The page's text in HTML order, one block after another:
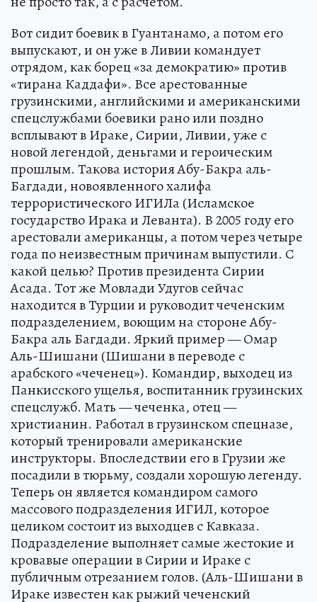
Вот сидит боевик в Гуантанамо, а потом его
выпускают, и он уже в Ливии командует
отрядом, как борец «за демократию» против
«тирана Каддафи». Все арестованные
грузинскими, английскими и американскими
спецслужбами боевики рано или поздно
всплывают в Ираке, Сирии, Ливии, уже с
новой легендой, деньгами и героическим
прошлым. Такова история Абу-Бакра аль-
Багдади, новоявленного халифа
террористического ИГИЛа (Исламское
государство Ирака и Леванта). В 2005 году его
арестовали американцы, а потом через четыре
года по неизвестным причинам выпустили. С
какой целью? Против президента Сирии
Асада. Тот же Мовлади Удугов сейчас
находится в Турции и руководит чеченским
подразделением, воющим на стороне Абу-
Бакра аль Багдади. Яркий пример — Омар
Аль-Шишани (Шишани в переводе с
арабского «чеченец»). Командир, выходец из
Панкисского ущелья, воспитанник грузинских
спецслужб. Мать — чеченка, отец —
христианин. Работал в грузинском спецназе,
который тренировали американские
инструкторы. Впоследствии его в Грузии же
посадили в тюрьму, создали хорошую легенду.
Теперь он является командиром самого
массового подразделения ИГИЛ, которое
целиком состоит из выходцев с Кавказа.
Подразделение выполняет самые жестокие и
кровавые операции в Сирии и Ираке с
публичным отрезанием голов. (Аль-Шишани в
Ираке известен как рыжий чеченский